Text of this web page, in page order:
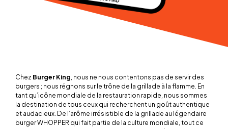
Chez Burger King , nous ne nous contentons pas de servir des
burgers ; nous régnons sur le trône de la grillade à la flamme. En
tant qu’icône mondiale de la restauration rapide, nous sommes
la destination de tous ceux qui recherchent un goût authentique
et audacieux. De l’arôme irrésistible de la grillade au légendaire
burger WHOPPER qui fait partie de la culture mondiale, tout ce